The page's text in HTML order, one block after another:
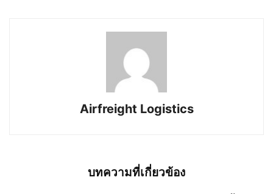
Airfreight Logistics
บทความที่เกี่ยวข้อง